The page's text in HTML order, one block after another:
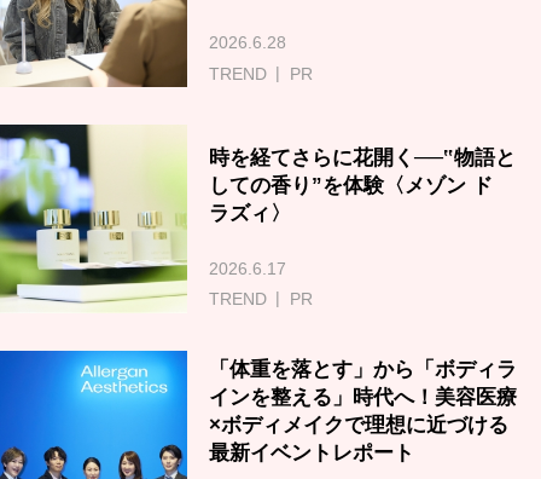
2026.6.28
TREND
PR
時を経てさらに花開く──‟物語と
しての香り”を体験〈メゾン ド
ラズィ〉
2026.6.17
TREND
PR
「体重を落とす」から「ボディラ
インを整える」時代へ！美容医療
×ボディメイクで理想に近づける
最新イベントレポート